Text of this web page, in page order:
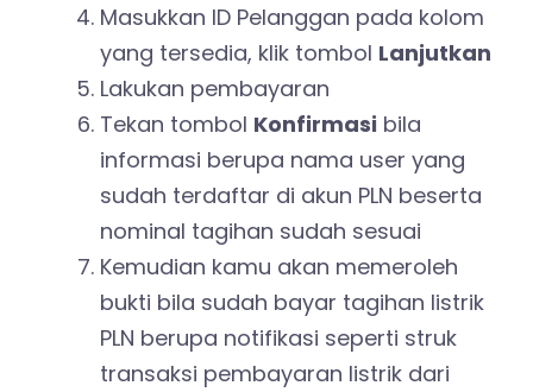
Masukkan ID Pelanggan pada kolom
yang tersedia, klik tombol Lanjutkan
Lakukan pembayaran
Tekan tombol Konfirmasi bila
informasi berupa nama user yang
sudah terdaftar di akun PLN beserta
nominal tagihan sudah sesuai
Kemudian kamu akan memeroleh
bukti bila sudah bayar tagihan listrik
PLN berupa notifikasi seperti struk
transaksi pembayaran listrik dari